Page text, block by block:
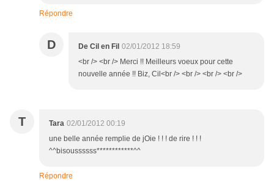
Répondre
D De Cil en Fil 02/01/2012 18:59
<br /> <br /> Merci !! Meilleurs voeux pour cette
nouvelle année !! Biz, Cil<br /> <br /> <br /> <br />
T Tara 02/01/2012 00:19
une belle année remplie de jOie ! ! ! de rire ! ! !
^^bisoussssss************^^
Répondre